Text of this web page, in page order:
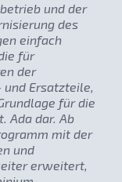
und der
des
einfach
für
der
Ersatzteile,
für die
Ada dar. Ab
mit der
und
erweitert,